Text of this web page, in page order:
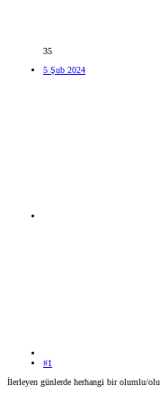
35
5 Şub 2024
#1
İlerleyen günlerde herhangi bir olumlu/